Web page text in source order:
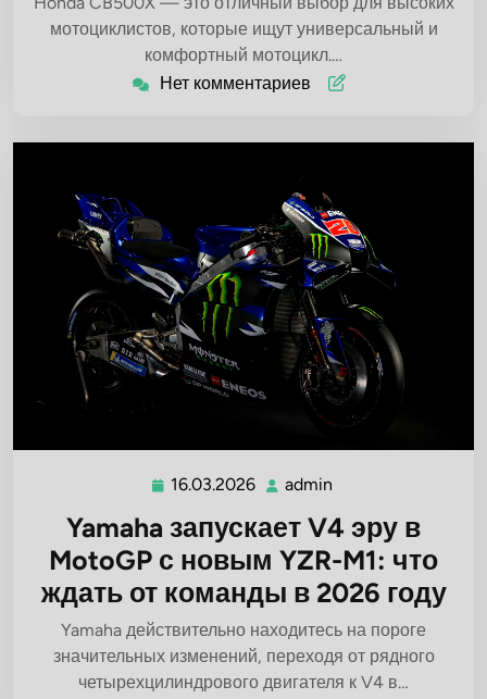
мотоциклистов, которые ищут универсальный и
комфортный мотоцикл.…
Нет комментариев
16.03.2026 16.03.2026
admin
Yamaha запускает V4 эру в
MotoGP с новым YZR-M1: что
ждать от команды в 2026 году
Yamaha действительно находитесь на пороге
значительных изменений, переходя от рядного
четырехцилиндрового двигателя к V4 в…